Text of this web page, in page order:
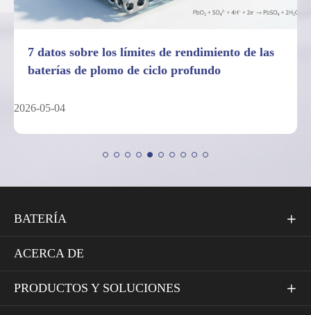
7 datos sobre los límites de rendimiento de las
baterías de plomo de ciclo profundo
2026-05-04
BATERÍA 
ACERCA DE
PRODUCTOS Y SOLUCIONES 